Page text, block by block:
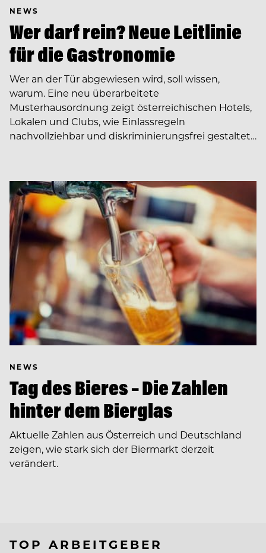
NEWS
Wer darf rein? Neue Leitlinie
für die Gastronomie
Wer an der Tür abgewiesen wird, soll wissen,
warum. Eine neu überarbeitete
Musterhausordnung zeigt österreichischen Hotels,
Lokalen und Clubs, wie Einlassregeln
nachvollziehbar und diskriminierungsfrei gestaltet…
NEWS
Tag des Bieres – Die Zahlen
hinter dem Bierglas
Aktuelle Zahlen aus Österreich und Deutschland
zeigen, wie stark sich der Biermarkt derzeit
verändert.
TOP ARBEITGEBER